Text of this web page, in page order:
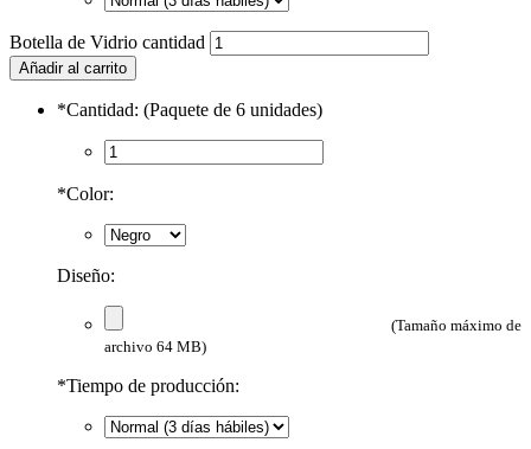
Botella de Vidrio cantidad
Añadir al carrito
*Cantidad: (Paquete de 6 unidades)
*Color:
Diseño:
(Tamaño máximo de
archivo 64 MB)
*Tiempo de producción: